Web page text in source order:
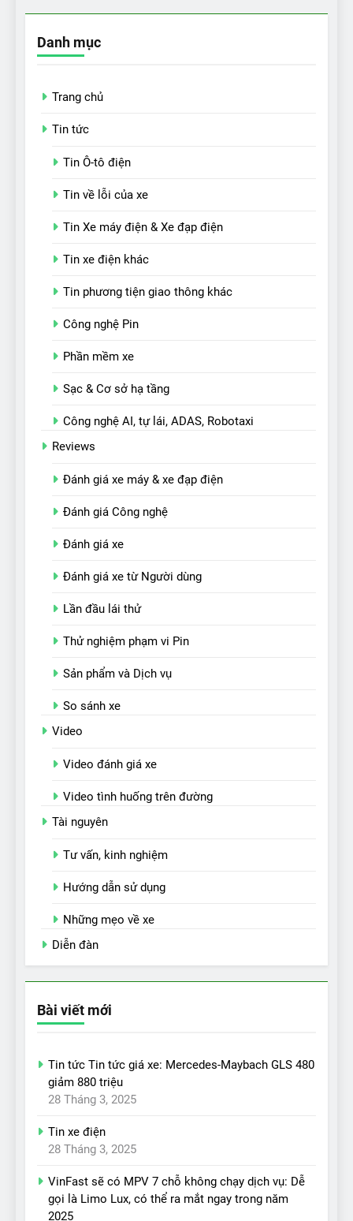
Danh mục
Trang chủ
Tin tức
Tin Ô-tô điện
Tin về lỗi của xe
Tin Xe máy điện & Xe đạp điện
Tin xe điện khác
Tin phương tiện giao thông khác
Công nghệ Pin
Phần mềm xe
Sạc & Cơ sở hạ tầng
Công nghệ AI, tự lái, ADAS, Robotaxi
Reviews
Đánh giá xe máy & xe đạp điện
Đánh giá Công nghệ
Đánh giá xe
Đánh giá xe từ Người dùng
Lần đầu lái thử
Thử nghiệm phạm vi Pin
Sản phẩm và Dịch vụ
So sánh xe
Video
Video đánh giá xe
Video tình huống trên đường
Tài nguyên
Tư vấn, kinh nghiệm
Hướng dẫn sử dụng
Những mẹo về xe
Diễn đàn
Bài viết mới
Tin tức Tin tức giá xe: Mercedes-Maybach GLS 480
giảm 880 triệu
28 Tháng 3, 2025
Tin xe điện
28 Tháng 3, 2025
VinFast sẽ có MPV 7 chỗ không chạy dịch vụ: Dễ
gọi là Limo Lux, có thể ra mắt ngay trong năm
2025